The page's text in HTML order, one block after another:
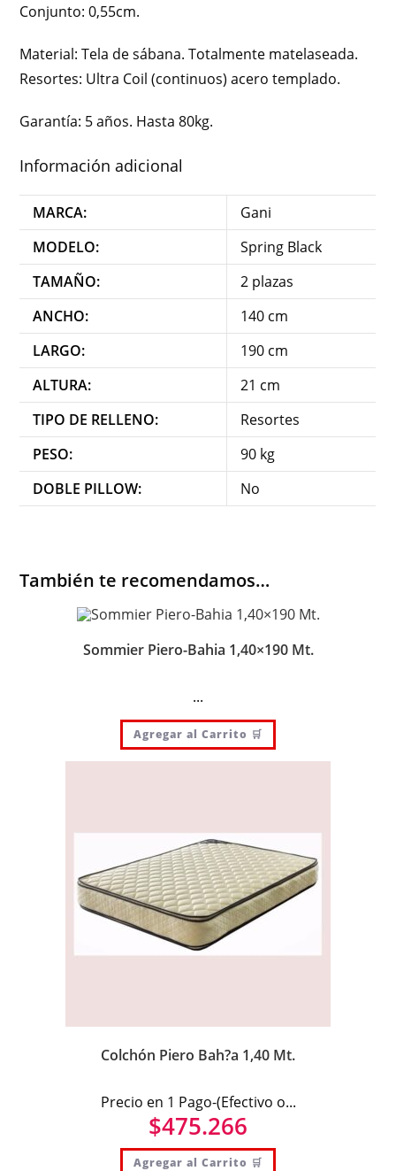
Conjunto: 0,55cm.
Material: Tela de sábana. Totalmente matelaseada.
Resortes: Ultra Coil (continuos) acero templado.
Garantía: 5 años. Hasta 80kg.
Información adicional
MARCA:
Gani
MODELO:
Spring Black
TAMAÑO:
2 plazas
ANCHO:
140 cm
LARGO:
190 cm
ALTURA:
21 cm
TIPO DE RELLENO:
Resortes
PESO:
90 kg
DOBLE PILLOW:
No
También te recomendamos…
Sommier Piero-Bahia 1,40×190 Mt.
...
Agregar al Carrito 🛒
Colchón Piero Bah?a 1,40 Mt.
Precio en 1 Pago-(Efectivo o...
$475.266
Agregar al Carrito 🛒